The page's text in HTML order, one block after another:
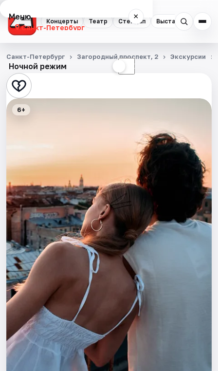
Концерты Театр Стендап Выставки
Меню ×
Санкт-Петербург
Концерты
Театр
Стендап
Экскурсии
Спорт
События
Города
Площадки
Артисты
Рейтинги
Ночной режим ☾
Санкт-Петербург Загородный проспект, 2 Экскурсии
6+